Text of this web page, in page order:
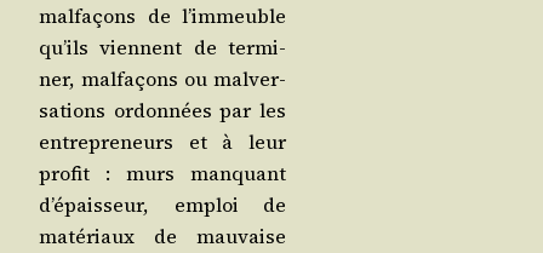
mal­fa­çons de l’immeuble
qu’ils viennent de ter­mi­
ner, mal­fa­çons ou mal­ver­
sa­tions ordon­nées par les
entre­pre­neurs et à leur
pro­fit : murs man­quant
d’épaisseur, emploi de
maté­riaux de mau­vaise